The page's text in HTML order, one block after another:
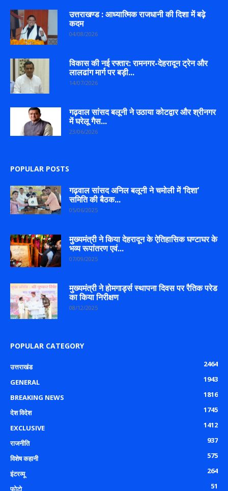
उत्तराखण्ड : आध्यात्मिक राजधानी की दिशा में बढ़े
कदम
04/08/2026
विकास की नई रफ्तार: रामनगर-देहरादून ट्रेन और
लालढांग मार्ग पर बड़ी...
14/07/2026
गढ़वाल सांसद बलूनी ने उठाया कोटद्वार और श्रीनगर
में घरेलू गैस...
23/06/2026
POPULAR POSTS
गढ़वाल सांसद अनिल बलूनी ने चमोली में ‘दिशा’
समिति की बैठक...
05/06/2025
मुख्यमंत्री ने किया देहरादून के ऐतिहासिक घण्टाघर के
भव्य रूपांतरण एवं...
07/09/2025
मुख्यमंत्री ने होमगार्ड्स स्थापना दिवस पर रैतिक परेड
का किया निरीक्षण
08/12/2025
POPULAR CATEGORY
उत्तराखंड
2464
GENERAL
1943
BREAKING NEWS
1816
देश विदेश
1745
EXCLUSIVE
1412
राजनीति
937
विशेष कहानी
575
इंटरव्यू
264
फोटो
51